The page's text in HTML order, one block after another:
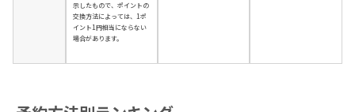
示したもので、ポイントの
交換方法によっては、1ポ
イント1円相当にならない
場合があります。